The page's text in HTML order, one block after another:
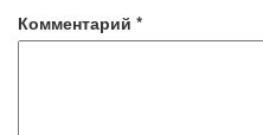
Комментарий *